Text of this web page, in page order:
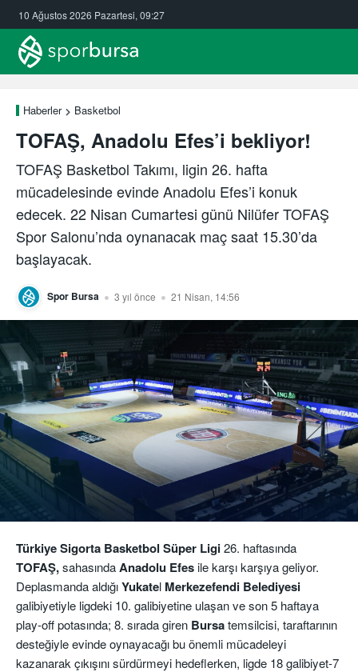
10 Ağustos 2026 Pazartesi, 09:27
Haberler Basketbol
TOFAŞ, Anadolu Efes’i bekliyor!
TOFAŞ Basketbol Takımı, ligin 26. hafta
mücadelesinde evinde Anadolu Efes’i konuk
edecek. 22 Nisan Cumartesi günü Nilüfer TOFAŞ
Spor Salonu’nda oynanacak maç saat 15.30’da
başlayacak.
Spor Bursa 3 yıl önce 21 Nisan, 14:56
Türkiye Sigorta Basketbol Süper Ligi26. haftasında
TOFAŞ,sahasındaAnadolu Efesile karşı karşıya geliyor.
Deplasmanda aldığıYukatel Merkezefendi Belediyesi
galibiyetiyle ligdeki 10. galibiyetine ulaşan ve son 5 haftaya
play-off potasında; 8. sırada giren Bursatemsilcisi, taraftarının
desteğiyle evinde oynayacağı bu önemli mücadeleyi
kazanarak çıkışını sürdürmeyi hedeflerken, ligde 18 galibiyet-7